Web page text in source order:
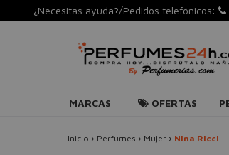
¿Necesitas ayuda?/Pedidos telefónicos:
MARCAS OFERTAS
Inicio › Perfumes › Mujer › Nina Ricci